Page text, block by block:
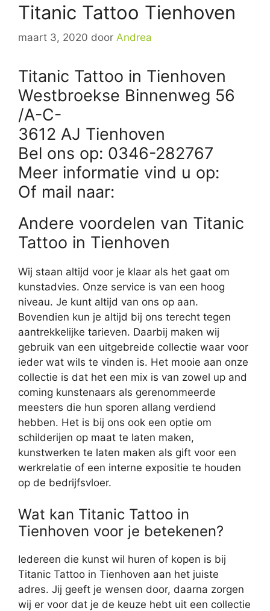
Titanic Tattoo Tienhoven
maart 3, 2020 door Andrea
Titanic Tattoo in Tienhoven
Westbroekse Binnenweg 56
/A-C-
3612 AJ Tienhoven
Bel ons op: 0346-282767
Meer informatie vind u op:
Of mail naar:
Andere voordelen van Titanic
Tattoo in Tienhoven
Wij staan altijd voor je klaar als het gaat om
kunstadvies. Onze service is van een hoog
niveau. Je kunt altijd van ons op aan.
Bovendien kun je altijd bij ons terecht tegen
aantrekkelijke tarieven. Daarbij maken wij
gebruik van een uitgebreide collectie waar voor
ieder wat wils te vinden is. Het mooie aan onze
collectie is dat het een mix is van zowel up and
coming kunstenaars als gerenommeerde
meesters die hun sporen allang verdiend
hebben. Het is bij ons ook een optie om
schilderijen op maat te laten maken,
kunstwerken te laten maken als gift voor een
werkrelatie of een interne expositie te houden
op de bedrijfsvloer.
Wat kan Titanic Tattoo in
Tienhoven voor je betekenen?
Iedereen die kunst wil huren of kopen is bij
Titanic Tattoo in Tienhoven aan het juiste
adres. Jij geeft je wensen door, daarna zorgen
wij er voor dat je de keuze hebt uit een collectie